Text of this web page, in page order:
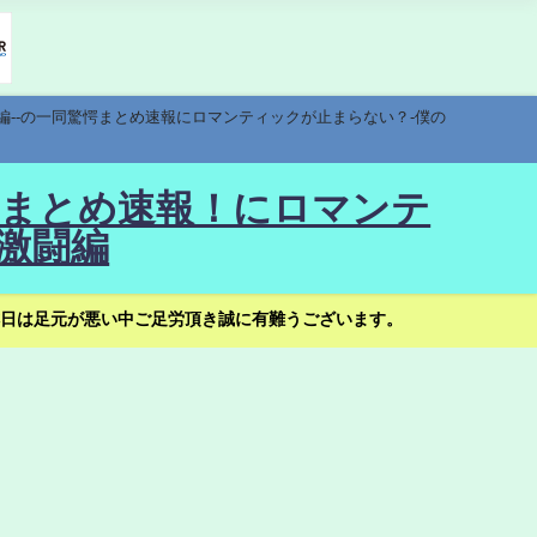
の一同驚愕まとめ速報にロマンティックが止まらない？-僕の
とめ速報！にロマンテ
闘編
足元が悪い中ご足労頂き誠に有難うございます。